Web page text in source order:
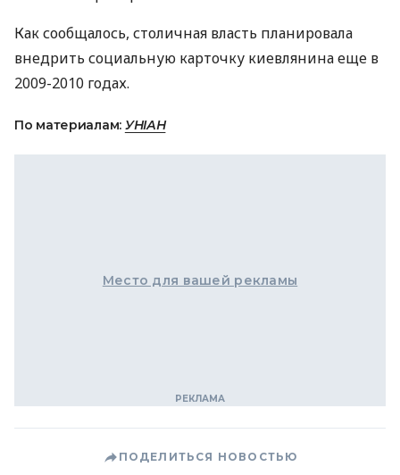
Как сообщалось, столичная власть планировала
внедрить социальную карточку киевлянина еще в
2009-2010 годах.
По материалам: УНІАН
Место для вашей рекламы
ПОДЕЛИТЬСЯ НОВОСТЬЮ